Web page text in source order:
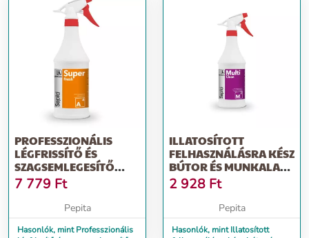
PROFESSZIONÁLIS
LÉGFRISSÍTŐ ÉS
SZAGSEMLEGESÍTŐ
PUMPÁS
SZÓRÓFEJJEL...
7 779 Ft
Pepita
Hasonlók, mint Professzionális
ILLATOSÍTOTT
FELHASZNÁLÁSRA KÉSZ
BÚTOR ÉS MUNKALAP
ÁPOLÓ FOLYADÉ...
2 928 Ft
Pepita
Hasonlók, mint Illatosított